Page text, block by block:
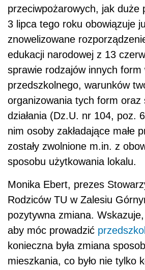
przeciwpożarowych, jak duże
3 lipca tego roku obowiązuje
znowelizowane
edukacji narodowej z 13
sprawie rodzajów innych form
przedszkolnego, warunków
organizowania tych form oraz
działania (Dz.U. nr 104, poz.
nim osoby zakładające małe
zostały zwolnione m.in. z
sposobu użytkowania lokalu.
Monika Ebert, prezes
Rodziców TU w Zalesiu
pozytywna zmiana.
aby móc prowadzić
konieczna była zmiana
mieszkania, co było nie tylko